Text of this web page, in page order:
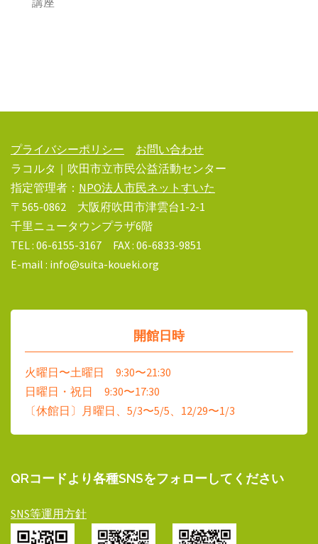
プライバシーポリシー
お問い合わせ
ラコルタ｜吹田市立市民公益活動センター
指定管理者： NPO法人市民ネットすいた
〒565-0862 大阪府吹田市津雲台1-2-1
千里ニュータウンプラザ6階
TEL : 06-6155-3167 FAX : 06-6833-9851
E-mail : info@suita-koueki.org
開館日時
火曜日〜土曜日 9:30〜21:30
日曜日・祝日 9:30〜17:30
〔休館日〕月曜日、5/3〜5/5、12/29〜1/3
QRコードより各種SNSをフォローしてください
SNS等運用方針